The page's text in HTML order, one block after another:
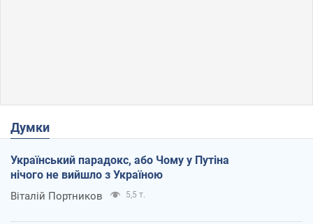
Думки
Український парадокс, або Чому у Путіна
нічого не вийшло з Україною
Віталій Портников 5,5 т.